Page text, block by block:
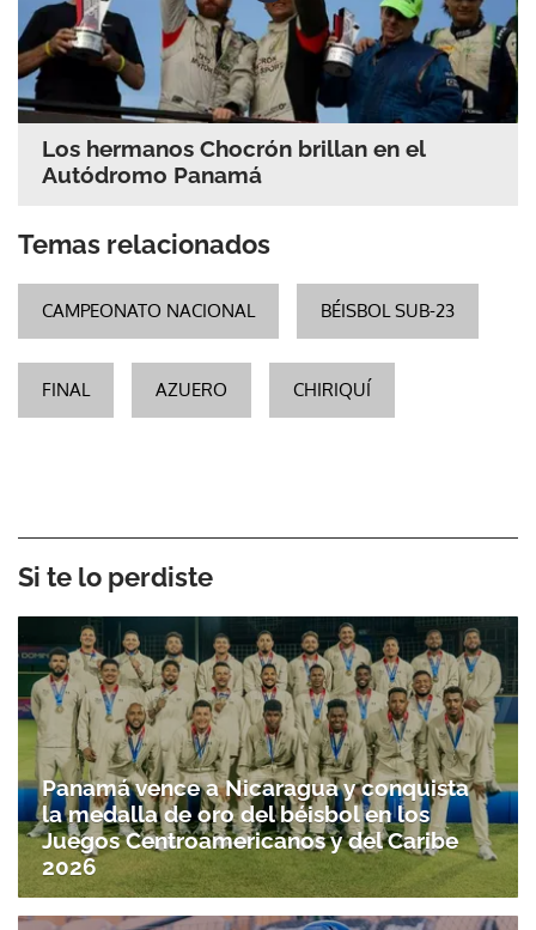
Los hermanos Chocrón brillan en el
Autódromo Panamá
Temas relacionados
CAMPEONATO NACIONAL BÉISBOL SUB-23
FINAL AZUERO CHIRIQUÍ
Si te lo perdiste
Panamá vence a Nicaragua y conquista
la medalla de oro del béisbol en los
Juegos Centroamericanos y del Caribe
2026